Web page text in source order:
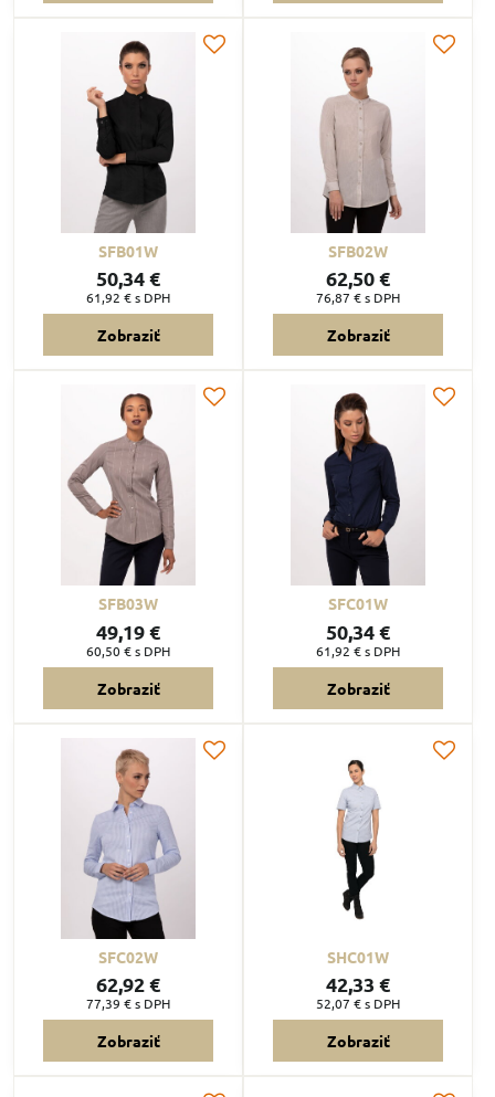
SFB01W
50,34 €
61,92 €s DPH
Zobraziť
SFB02W
62,50 €
76,87 €s DPH
Zobraziť
SFB03W
49,19 €
60,50 €s DPH
Zobraziť
SFC01W
50,34 €
61,92 €s DPH
Zobraziť
SFC02W
62,92 €
77,39 €s DPH
Zobraziť
SHC01W
42,33 €
52,07 €s DPH
Zobraziť